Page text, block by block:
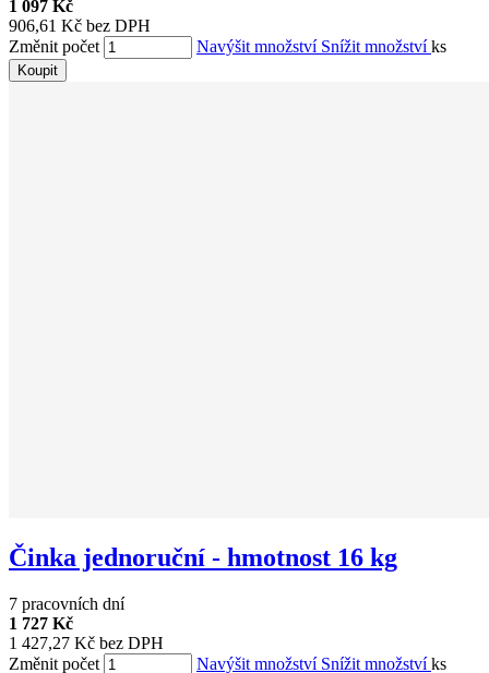
1 097 Kč
906,61 Kč bez DPH
Změnit počet
Navýšit množství Snížit množstvíks
Koupit
Činka jednoruční - hmotnost 16 kg
7 pracovních dní
1 727 Kč
1 427,27 Kč bez DPH
Změnit počet
Navýšit množství Snížit množstvíks